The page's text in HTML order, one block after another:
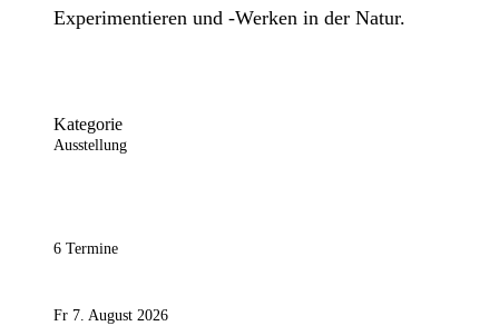
Experimentieren und -Werken in der Natur.
Kategorie
Ausstellung
6 Termine
Fr 7. August 2026